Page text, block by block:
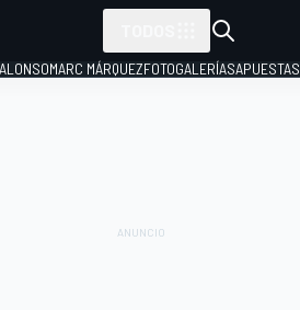
MARC MÁRQUEZFOTOGALERÍASAPUESTAS